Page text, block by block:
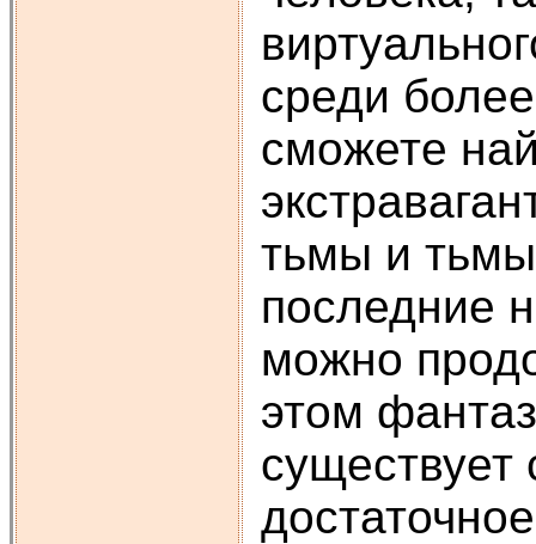
среди
сможете
тьмы и
последние
можно
этом